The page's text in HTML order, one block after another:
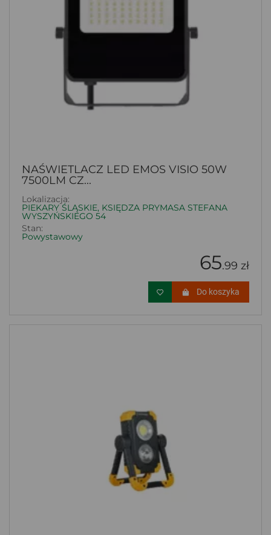
NAŚWIETLACZ LED EMOS VISIO 50W
7500LM CZ...
Lokalizacja:
PIEKARY ŚLĄSKIE, KSIĘDZA PRYMASA STEFANA
WYSZYŃSKIEGO 54
Stan:
Powystawowy
65.99 zł
Do koszyka